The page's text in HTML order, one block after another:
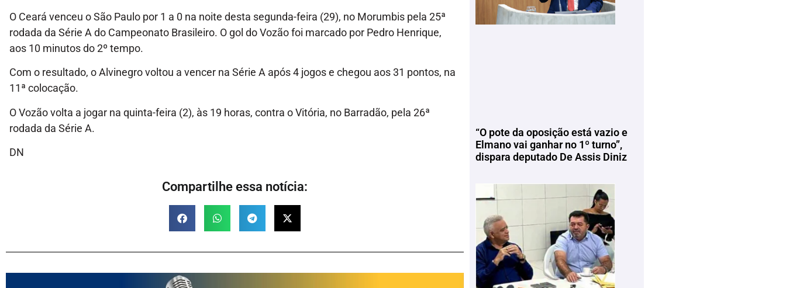
O Ceará venceu o São Paulo por 1 a 0 na noite desta segunda-feira (29), no Morumbis pela 25ª
rodada da Série A do Campeonato Brasileiro. O gol do Vozão foi marcado por Pedro Henrique,
aos 10 minutos do 2º tempo.
Com o resultado, o Alvinegro voltou a vencer na Série A após 4 jogos e chegou aos 31 pontos, na
11ª colocação.
O Vozão volta a jogar na quinta-feira (2), às 19 horas, contra o Vitória, no Barradão, pela 26ª
rodada da Série A.
DN
Compartilhe essa notícia:
“O pote da oposição está vazio e
Elmano vai ganhar no 1º turno”,
dispara deputado De Assis Diniz